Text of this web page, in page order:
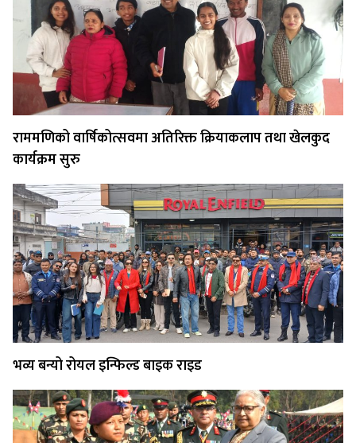
राममणिको वार्षिकोत्सवमा अतिरिक्त क्रियाकलाप तथा खेलकुद
कार्यक्रम सुरु
भव्य बन्यो रोयल इन्फिल्ड बाइक राइड